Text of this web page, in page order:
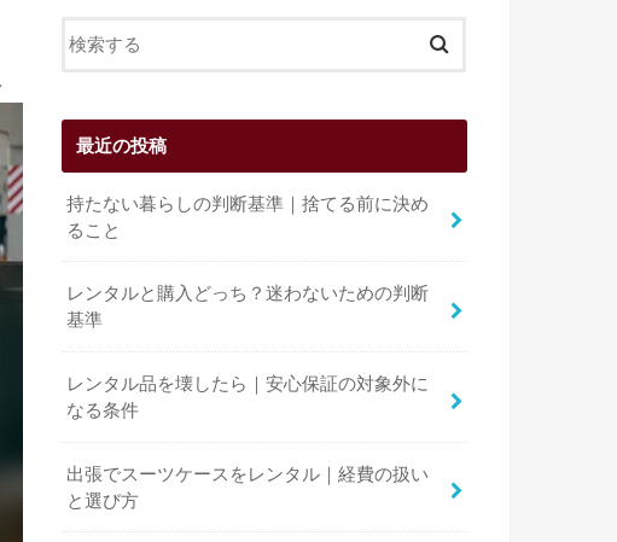
最近の投稿
持たない暮らしの判断基準｜捨てる前に決め
ること
レンタルと購入どっち？迷わないための判断
基準
レンタル品を壊したら｜安心保証の対象外に
なる条件
出張でスーツケースをレンタル｜経費の扱い
と選び方